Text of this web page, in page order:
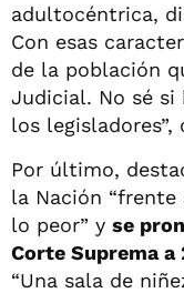
adultocéntrica,
Con esas
de la población
Judicial. No sé si
los legisladores”,
Por último,
la Nación
lo peor” y se
Corte Suprema a
“Una sala de